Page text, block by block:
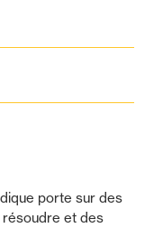
porte sur des
et des